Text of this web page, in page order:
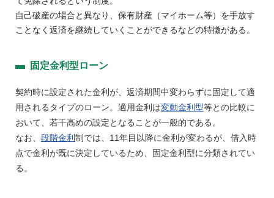
自己破産の場合と異なり、保有財産（マイホーム等）を手放す
ことなく返済を継続していくことができるなどの特徴がある。
固定金利型ローン
契約時に設定された金利が、返済期間中変わらずに固定して適
用されるタイプのローン。適用金利は変動金利型等との比較に
おいて、若干高めの設定となることが一般的である。
なお、 段階金利 制では、11年目以降に金利が変わるが、借入時
点で金利が既に決定しているため、固定金利型に分類されてい
る。